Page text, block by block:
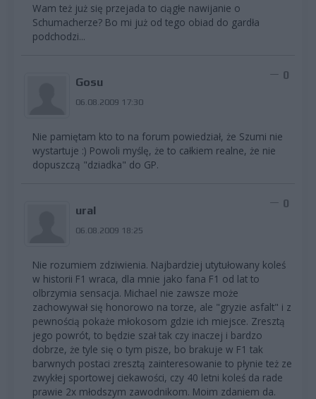
Wam też już się przejada to ciągłe nawijanie o
Schumacherze? Bo mi już od tego obiad do gardła
podchodzi...
Gosu
06.08.2009 17:30
0
Nie pamiętam kto to na forum powiedział, że Szumi nie
wystartuje :) Powoli myślę, że to całkiem realne, że nie
dopuszczą "dziadka" do GP.
ural
06.08.2009 18:25
0
Nie rozumiem zdziwienia. Najbardziej utytułowany koleś
w historii F1 wraca, dla mnie jako fana F1 od lat to
olbrzymia sensacja. Michael nie zawsze może
zachowywał się honorowo na torze, ale "gryzie asfalt" i z
pewnością pokaże młokosom gdzie ich miejsce. Zresztą
jego powrót, to będzie szał tak czy inaczej i bardzo
dobrze, że tyle się o tym pisze, bo brakuje w F1 tak
barwnych postaci zresztą zainteresowanie to płynie też ze
zwykłej sportowej ciekawości, czy 40 letni koleś da rade
prawie 2x młodszym zawodnikom. Moim zdaniem da.